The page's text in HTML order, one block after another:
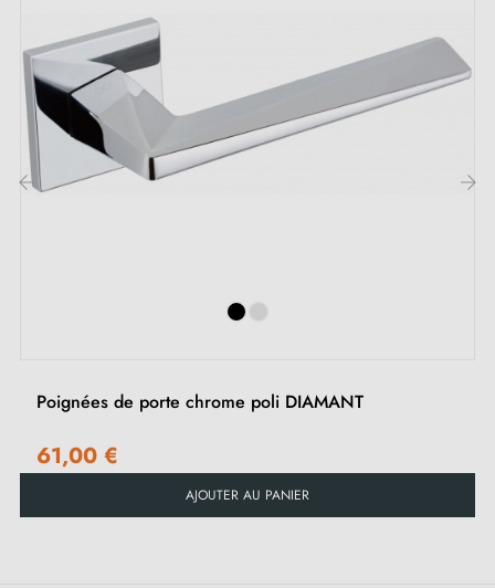
Inclus :
Adaptateurs de montage
Deux tiges carrées : 7x7 mm pour la France, 8x8 mm
pour la Belgique, la Suisse et l'UE
Instruction de montage en Français
Poignées de porte chrome poli DIAMANT
61,00 €
AJOUTER AU PANIER